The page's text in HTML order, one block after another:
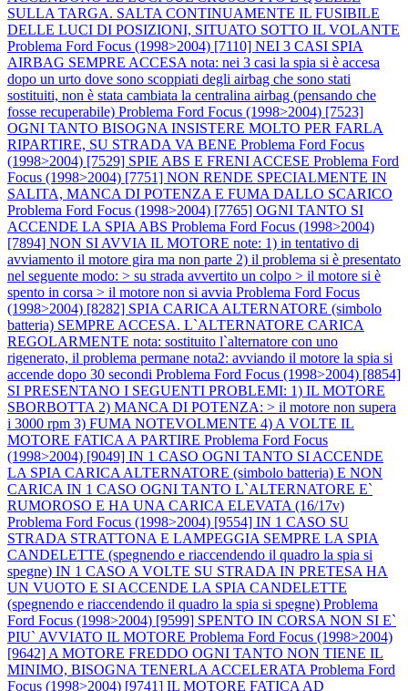
SULLA TARGA. SALTA CONTINUAMENTE IL FUSIBILE
DELLE LUCI DI POSIZIONI, SITUATO SOTTO IL VOLANTE
Problema Ford Focus (1998>2004) [7110] NEI 3 CASI SPIA
AIRBAG SEMPRE ACCESA nota: nei 3 casi la spia si è accesa
dopo un urto dove sono scoppiati degli airbag che sono stati
sostituiti, non è stata cambiata la centralina airbag (pensando che
fosse recuperabile) Problema Ford Focus (1998>2004) [7523]
OGNI TANTO BISOGNA INSISTERE MOLTO PER FARLA
RIPARTIRE, SU STRADA VA BENE Problema Ford Focus
(1998>2004) [7529] SPIE ABS E FRENI ACCESE Problema Ford
Focus (1998>2004) [7751] NON RENDE SPECIALMENTE IN
SALITA, MANCA DI POTENZA E FUMA DALLO SCARICO
Problema Ford Focus (1998>2004) [7765] OGNI TANTO SI
ACCENDE LA SPIA ABS Problema Ford Focus (1998>2004)
[7894] NON SI AVVIA IL MOTORE note: 1) in tentativo di
avviamento il motore gira ma non parte 2) il problema si è presentato
nel seguente modo: > su strada avvertito un colpo > il motore si è
spento in corsa > il motore non si avvia Problema Ford Focus
(1998>2004) [8282] SPIA CARICA ALTERNATORE (simbolo
batteria) SEMPRE ACCESA. L`ALTERNATORE CARICA
REGOLARMENTE nota: sostituito l`alternatore con uno
rigenerato, il problema permane nota2: avviando il motore la spia si
accende dopo 30 secondi Problema Ford Focus (1998>2004) [8854]
SI PRESENTANO I SEGUENTI PROBLEMI: 1) IL MOTORE
SBORBOTTA 2) MANCA DI POTENZA: > il motore non supera
i 3000 rpm 3) FUMA NOTEVOLMENTE 4) A VOLTE IL
MOTORE FATICA A PARTIRE Problema Ford Focus
(1998>2004) [9049] IN 1 CASO OGNI TANTO SI ACCENDE
LA SPIA CARICA ALTERNATORE (simbolo batteria) E NON
CARICA IN 1 CASO OGNI TANTO L`ALTERNATORE E`
RUMOROSO E HA UNA CARICA ELEVATA (16/17v)
Problema Ford Focus (1998>2004) [9554] IN 1 CASO SU
STRADA STRATTONA E LAMPEGGIA SEMPRE LA SPIA
CANDELETTE (spegnendo e riaccendendo il quadro la spia si
spegne) IN 1 CASO A VOLTE SU STRADA IN PRETESA HA
UN VUOTO E SI ACCENDE LA SPIA CANDELETTE
(spegnendo e riaccendendo il quadro la spia si spegne) Problema
Ford Focus (1998>2004) [9599] SPENTO IN CORSA NON SI E`
PIU` AVVIATO IL MOTORE Problema Ford Focus (1998>2004)
[9642] A MOTORE FREDDO OGNI TANTO NON TIENE IL
MINIMO, BISOGNA TENERLA ACCELERATA Problema Ford
Focus (1998>2004) [9741] IL MOTORE FATICA AD